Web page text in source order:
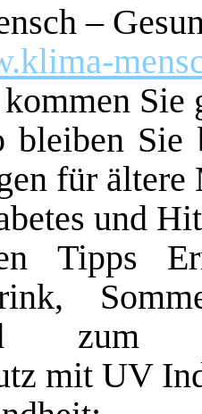
–
kommen
bleiben
für ältere
und
Tipps
zum
mit UV